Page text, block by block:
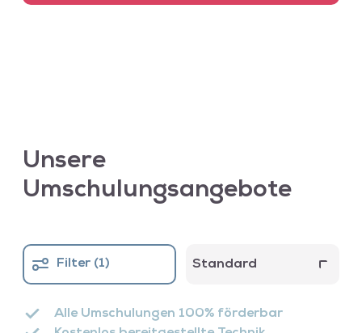
Unsere
Umschulungsangebote
Standard
Filter (1)
Alle Umschulungen 100% förderbar